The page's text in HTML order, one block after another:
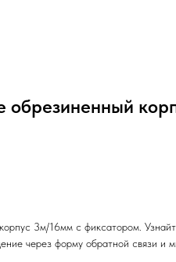
обрезиненный
3м/16мм с фиксатором.
через форму обратной связи и